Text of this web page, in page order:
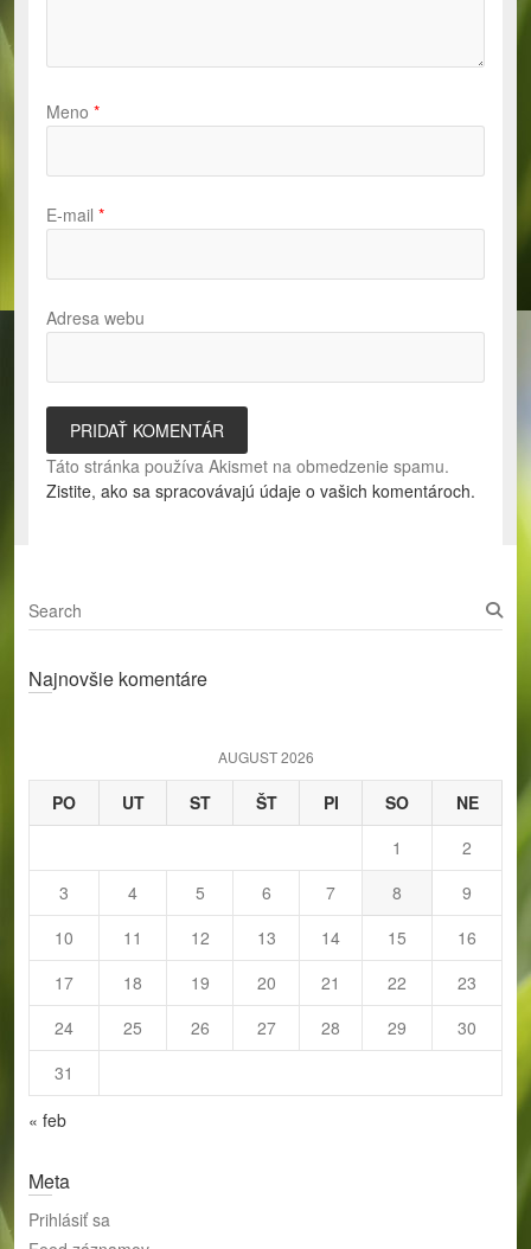
Meno *
E-mail *
Adresa webu
Táto stránka používa Akismet na obmedzenie spamu.
Zistite, ako sa spracovávajú údaje o vašich komentároch.
S
e
rNajnovšie komentáre
AUGUST 2026
PO UT ST ŠT PI SO
NE
1
2
3
4 5 6 7 8
9
10
11 12 13 14 15
16
17
18 19 20 21 22
23
24
25 26 27 28 29
30
31
« feb
Meta
Prihlásiť sa